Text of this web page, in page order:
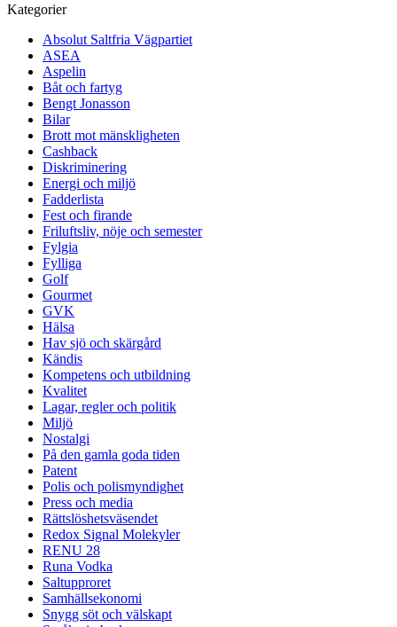
Kategorier
Absolut Saltfria Vägpartiet
ASEA
Aspelin
Båt och fartyg
Bengt Jonasson
Bilar
Brott mot mänskligheten
Cashback
Diskriminering
Energi och miljö
Fadderlista
Fest och firande
Friluftsliv, nöje och semester
Fylgia
Fylliga
Golf
Gourmet
GVK
Hälsa
Hav sjö och skärgård
Kändis
Kompetens och utbildning
Kvalitet
Lagar, regler och politik
Miljö
Nostalgi
På den gamla goda tiden
Patent
Polis och polismyndighet
Press och media
Rättslöshetsväsendet
Redox Signal Molekyler
RENU 28
Runa Vodka
Saltupproret
Samhällsekonomi
Snygg söt och välskapt